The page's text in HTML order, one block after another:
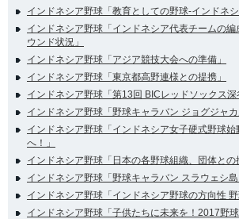
インドネシア野球「教育としての野球-インドネシ
インドネシア野球「インドネシア代表チームの編
ウンド状況」
インドネシア野球「アジア競技大会への準備」
インドネシア野球「東京都高野連様との提携」
インドネシア野球「第13回 BICレッドソックス深
インドネシア野球「野球キャラバン ジョグジャカ
インドネシア野球「インドネシア女子硬式野球
へ！」
インドネシア野球「日本の各野球組織、団体との
インドネシア野球「野球キャラバン スラウェシ島
インドネシア野球「インドネシア野球の方向性 野
インドネシア野球「子供たちに未来を！2017野球